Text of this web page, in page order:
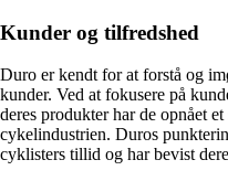
Kunder og tilfredshed
Duro er kendt for at forstå og
kunder. Ved at fokusere på
deres produkter har de opnået
cykelindustrien. Duros
cyklisters tillid og har bevist